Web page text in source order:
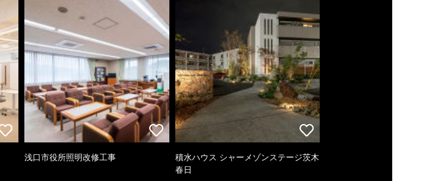
浅口市役所照明改修工事
積水ハウス シャーメゾンステージ茨木
春日